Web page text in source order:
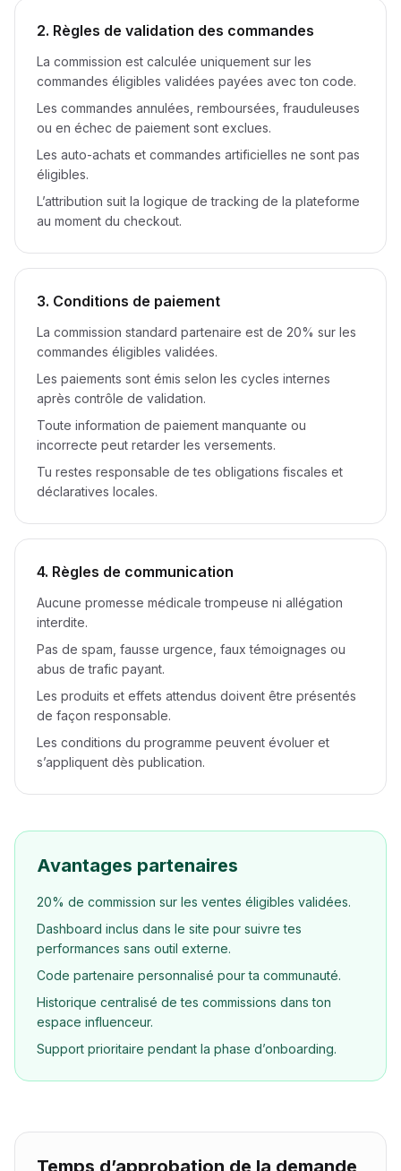
2. Règles de validation des commandes
La commission est calculée uniquement sur les
commandes éligibles validées payées avec ton code.
Les commandes annulées, remboursées, frauduleuses
ou en échec de paiement sont exclues.
Les auto-achats et commandes artificielles ne sont pas
éligibles.
L’attribution suit la logique de tracking de la plateforme
au moment du checkout.
3. Conditions de paiement
La commission standard partenaire est de 20% sur les
commandes éligibles validées.
Les paiements sont émis selon les cycles internes
après contrôle de validation.
Toute information de paiement manquante ou
incorrecte peut retarder les versements.
Tu restes responsable de tes obligations fiscales et
déclaratives locales.
4. Règles de communication
Aucune promesse médicale trompeuse ni allégation
interdite.
Pas de spam, fausse urgence, faux témoignages ou
abus de trafic payant.
Les produits et effets attendus doivent être présentés
de façon responsable.
Les conditions du programme peuvent évoluer et
s’appliquent dès publication.
Avantages partenaires
20% de commission sur les ventes éligibles validées.
Dashboard inclus dans le site pour suivre tes
performances sans outil externe.
Code partenaire personnalisé pour ta communauté.
Historique centralisé de tes commissions dans ton
espace influenceur.
Support prioritaire pendant la phase d’onboarding.
Temps d’approbation de la demande